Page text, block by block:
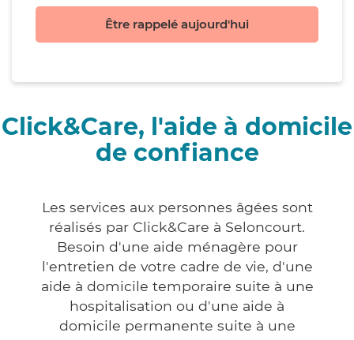
Être rappelé aujourd'hui
Click&Care, l'aide à domicile
de confiance
Les services aux personnes âgées sont
réalisés par Click&Care à Seloncourt.
Besoin d'une aide ménagère pour
l'entretien de votre cadre de vie, d'une
aide à domicile temporaire suite à une
hospitalisation ou d'une aide à
domicile permanente suite à une